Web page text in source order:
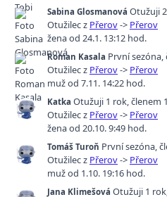
Sabina Glosmanová Otužuji
Otužilec z Přerov-> Přerov
žena od 24.1. 13:12 hod.
Roman Kasala První sezóna,
Otužilec z Přerov-> Přerov
muž od 7.11. 14:22 hod.
Katka Otužuji 1 rok,členem
Otužilec z Přerov-> Přerov
žena od 20.10. 9:49 hod.
Tomáš Turoň První sezóna,
Otužilec z Přerov-> Přerov
muž od 1.10. 19:16 hod.
Jana Klimešová Otužuji 1 rok